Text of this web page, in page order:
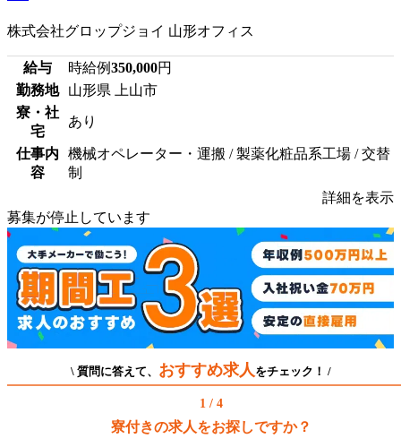
株式会社グロップジョイ 山形オフィス
給与 時給例350,000円
勤務地
山形県 上山市
寮・社
宅
あり
仕事内
容
機械オペレーター・運搬 / 製薬化粧品系工場 / 交替
制
詳細を表示
募集が停止しています
\ 質問に答えて、 おすすめ求人 をチェック！ /
1 / 4
寮付きの求人をお探しですか？